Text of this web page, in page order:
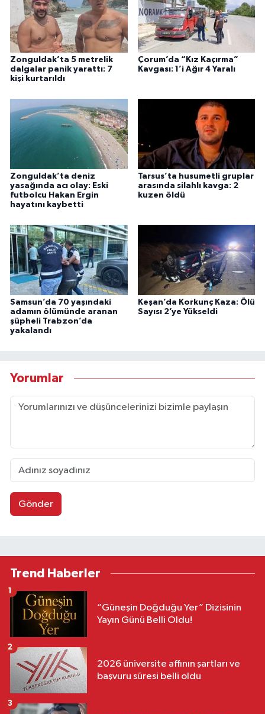
Zonguldak’ta 5 metrelik
dalgalar panik yarattı: 7
kişi kurtarıldı
Çorum’da “Kız Kaçırma”
Kavgası: 1’i Ağır 4 Yaralı
Zonguldak’ta deniz
yasağında acı olay: Eski
futbolcu Hakan Ergin
hayatını kaybetti
Tarsus’ta husumetli gruplar
arasında silahlı kavga: 2
kuzen öldü
Samsun’da 70 yaşındaki
adamın ölümünde aranan
şüpheli Trabzon’da
yakalandı
Keşan’da Korkunç Kaza: Ölü
Sayısı 2’ye Yükseldi
Yorumlar
Gönder
Trend Haberler
“Güneşin Doğduğu Yer” Dizisinin
Yayın Günü Belli Oldu!
1
2026 üniversite affının şartları ve
başvuru süresi belli oldu
2
3